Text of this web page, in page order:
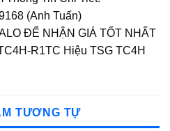
(Anh Tuấn)
ĐỂ NHẬN GIÁ TỐT NHẤT
R1TC Hiệu TSG TC4H
TƯƠNG TỰ